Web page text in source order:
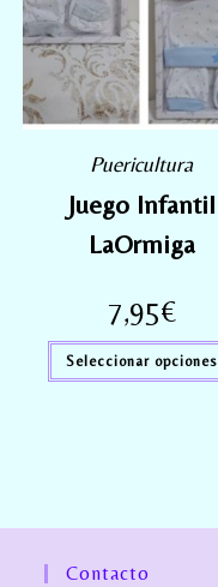
Puericultura
Juego Infantil
LaOrmiga
7,95€
Seleccionar opciones
Contacto